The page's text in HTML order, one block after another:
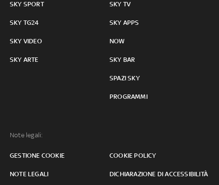
SKY SPORT
SKY TG24
SKY VIDEO
SKY ARTE
SKY TV
SKY APPS
NOW
SKY BAR
SPAZI SKY
PROGRAMMI
Note legali:
GESTIONE COOKIE COOKIE POLICY
NOTE LEGALI DICHIARAZIONE DI ACCESSIBILITÀ